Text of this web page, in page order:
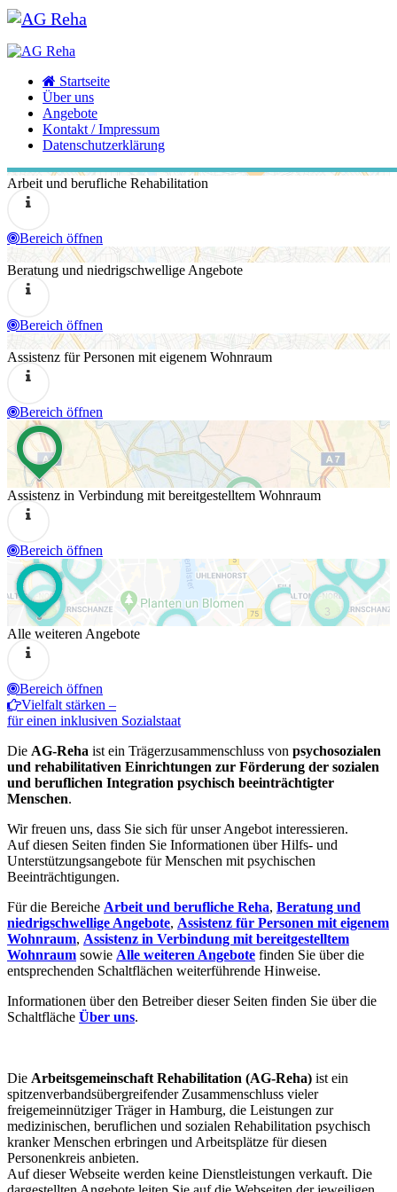
Zum Inhalt springen
Startseite
Über uns
Angebote
Kontakt / Impressum
Datenschutzerklärung
Willkommen bei AG-Reha –
Arbeitsgemeinschaft
Rehabilitation in Hamburg
Arbeit und berufliche Rehabilitation
Bereich öffnen
Beratung und niedrigschwellige Angebote
Bereich öffnen
Assistenz für Personen mit eigenem Wohnraum
Bereich öffnen
Assistenz in Verbindung mit bereitgestelltem Wohnraum
Bereich öffnen
Alle weiteren Angebote
Bereich öffnen
Vielfalt stärken –
für einen inklusiven Sozialstaat
Die AG-Reha ist ein Trägerzusammenschluss von psychosozialen
und rehabilitativen Einrichtungen zur Förderung der sozialen
und beruflichen Integration psychisch beeinträchtigter
Menschen.
Wir freuen uns, dass Sie sich für unser Angebot interessieren.
Auf diesen Seiten finden Sie Informationen über Hilfs- und
Unterstützungsangebote für Menschen mit psychischen
Beeinträchtigungen.
Für die Bereiche Arbeit und berufliche Reha, Beratung und
niedrigschwellige Angebote, Assistenz für Personen mit eigenem
Wohnraum, Assistenz in Verbindung mit bereitgestelltem
Wohnraum sowie Alle weiteren Angebote finden Sie über die
entsprechenden Schaltflächen weiterführende Hinweise.
Informationen über den Betreiber dieser Seiten finden Sie über die
Schaltfläche Über uns.
Die Arbeitsgemeinschaft Rehabilitation (AG-Reha) ist ein
spitzenverbandsübergreifender Zusammenschluss vieler
freigemeinnütziger Träger in Hamburg, die Leistungen zur
medizinischen, beruflichen und sozialen Rehabilitation psychisch
kranker Menschen erbringen und Arbeitsplätze für diesen
Personenkreis anbieten.
Auf dieser Webseite werden keine Dienstleistungen verkauft. Die